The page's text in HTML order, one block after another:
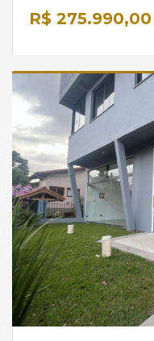
R$ 275.990,00